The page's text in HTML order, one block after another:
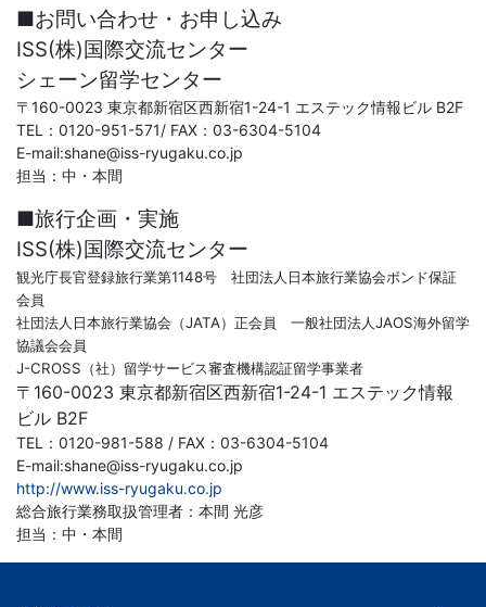
す
る
Ｚ
会
グ
ル
ー
プ
の
サ
ー
■お問い合わせ・お申し込み
ISS(株)国際交流センター
シェーン留学センター
〒160-0023 東京都新宿区西新宿1-24-1 エステック情報ビル B2F
TEL：0120-951-571/ FAX：03-6304-5104
E-mail:shane@iss-ryugaku.co.jp
担当：中・本間
■旅行企画・実施
ISS(株)国際交流センター
観光庁長官登録旅行業第1148号 社団法人日本旅行業協会ボンド保証
会員
社団法人日本旅行業協会（JATA）正会員 一般社団法人JAOS海外留学
協議会会員
J-CROSS（社）留学サービス審査機構認証留学事業者
〒160-0023 東京都新宿区西新宿1-24-1 エステック情報
ビル B2F
TEL：0120-981-588 / FAX：03-6304-5104
E-mail:shane@iss-ryugaku.co.jp
http://www.iss-ryugaku.co.jp
総合旅行業務取扱管理者：本間 光彦
担当：中・本間